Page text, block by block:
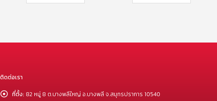
ติดต่อเรา
ที่ตั้ง: 82 หมู่ 8 ต.บางพลีใหญ่ อ.บางพลี จ.สมุทรปราการ 10540